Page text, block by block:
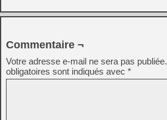
Commentaire ¬
Votre adresse e-mail ne sera pas publiée.
obligatoires sont indiqués avec *